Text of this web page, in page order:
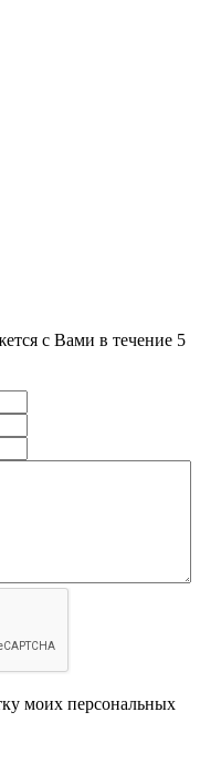
с Вами в течение 5
моих персональных